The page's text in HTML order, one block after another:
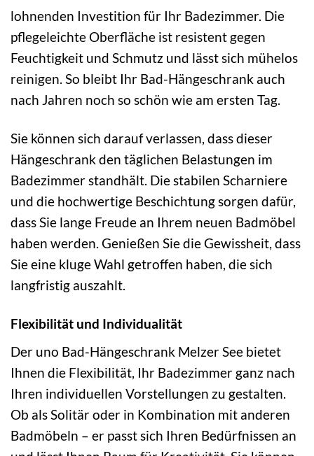
lohnenden Investition für Ihr Badezimmer. Die
pflegeleichte Oberfläche ist resistent gegen
Feuchtigkeit und Schmutz und lässt sich mühelos
reinigen. So bleibt Ihr Bad-Hängeschrank auch
nach Jahren noch so schön wie am ersten Tag.
Sie können sich darauf verlassen, dass dieser
Hängeschrank den täglichen Belastungen im
Badezimmer standhält. Die stabilen Scharniere
und die hochwertige Beschichtung sorgen dafür,
dass Sie lange Freude an Ihrem neuen Badmöbel
haben werden. Genießen Sie die Gewissheit, dass
Sie eine kluge Wahl getroffen haben, die sich
langfristig auszahlt.
Flexibilität und Individualität
Der uno Bad-Hängeschrank Melzer See bietet
Ihnen die Flexibilität, Ihr Badezimmer ganz nach
Ihren individuellen Vorstellungen zu gestalten.
Ob als Solitär oder in Kombination mit anderen
Badmöbeln – er passt sich Ihren Bedürfnissen an